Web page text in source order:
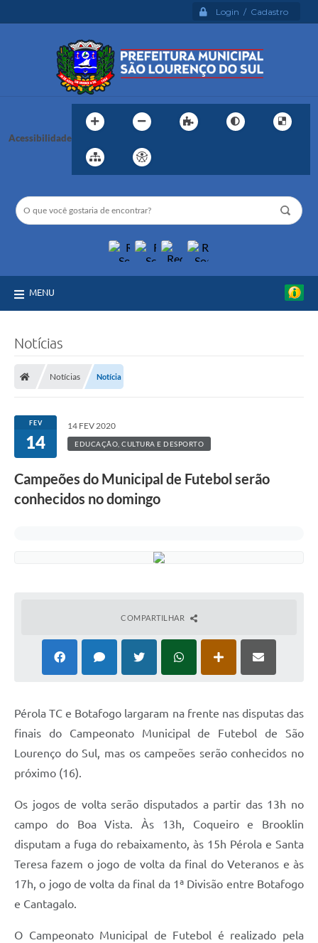
Login / Cadastro
Acessibilidade
MENU
Notícias
Notícias Notícia
FEV
14
14 FEV 2020
EDUCAÇÃO, CULTURA E DESPORTO
Campeões do Municipal de Futebol serão
conhecidos no domingo
COMPARTILHAR
Pérola TC e Botafogo largaram na frente nas disputas das
finais do Campeonato Municipal de Futebol de São
Lourenço do Sul, mas os campeões serão conhecidos no
próximo (16).
Os jogos de volta serão disputados a partir das 13h no
campo do Boa Vista. Às 13h, Coqueiro e Brooklin
disputam a fuga do rebaixamento, às 15h Pérola e Santa
Teresa fazem o jogo de volta da final do Veteranos e às
17h, o jogo de volta da final da 1ª Divisão entre Botafogo
e Cantagalo.
O Campeonato Municipal de Futebol é realizado pela